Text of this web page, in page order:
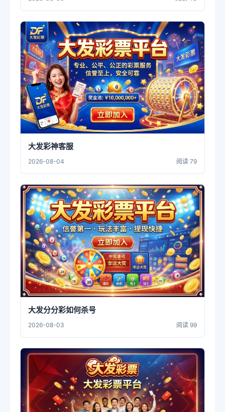
大发彩神客服
2026-08-04 阅读 79
大发分分彩如何杀号
2026-08-03 阅读 99